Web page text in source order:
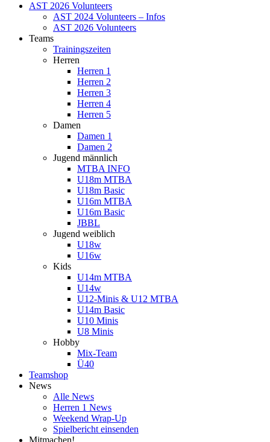
AST 2026 Volunteers
AST 2024 Volunteers – Infos
AST 2026 Volunteers
Teams
Trainingszeiten
Herren
Herren 1
Herren 2
Herren 3
Herren 4
Herren 5
Damen
Damen 1
Damen 2
Jugend männlich
MTBA INFO
U18m MTBA
U18m Basic
U16m MTBA
U16m Basic
JBBL
Jugend weiblich
U18w
U16w
Kids
U14m MTBA
U14w
U12-Minis & U12 MTBA
U14m Basic
U10 Minis
U8 Minis
Hobby
Mix-Team
Ü40
Teamshop
News
Alle News
Herren 1 News
Weekend Wrap-Up
Spielbericht einsenden
Mitmachen!